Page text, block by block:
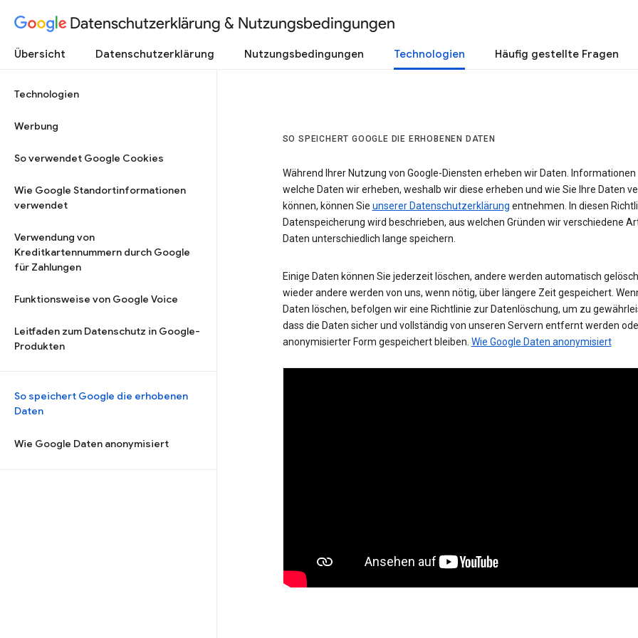
Datenschutzerklärung & Nutzungsbedingungen
Übersicht Datenschutzerklärung Nutzungsbedingungen Technologien Häufig gestellte Fragen
Technologien
Werbung
So verwendet Google Cookies
Wie Google Standortinformationen
verwendet
Verwendung von
Kreditkartennummern durch Google
für Zahlungen
Funktionsweise von Google Voice
Leitfaden zum Datenschutz in Google-
Produkten
So speichert Google die erhobenen
Daten
Wie Google Daten anonymisiert
SO SPEICHERT GOOGLE DIE ERHOBENEN DATEN
Während Ihrer Nutzung von Google-Diensten erheben wir Daten. Informationen
welche Daten wir erheben, weshalb wir diese erheben und wie Sie Ihre Daten
können, können Sie unserer Datenschutzerklärung entnehmen. In diesen
Datenspeicherung wird beschrieben, aus welchen Gründen wir verschiedene
Daten unterschiedlich lange speichern.
Einige Daten können Sie jederzeit löschen, andere werden automatisch
wieder andere werden von uns, wenn nötig, über längere Zeit gespeichert.
Daten löschen, befolgen wir eine Richtlinie zur Datenlöschung, um zu
dass die Daten sicher und vollständig von unseren Servern entfernt werden
anonymisierter Form gespeichert bleiben. Wie Google Daten anonymisiert